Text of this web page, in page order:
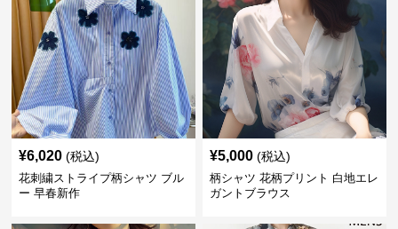
¥6,020 (税込)
花刺繍ストライプ柄シャツ ブル
ー 早春新作
¥5,000 (税込)
柄シャツ 花柄プリント 白地エレ
ガントブラウス